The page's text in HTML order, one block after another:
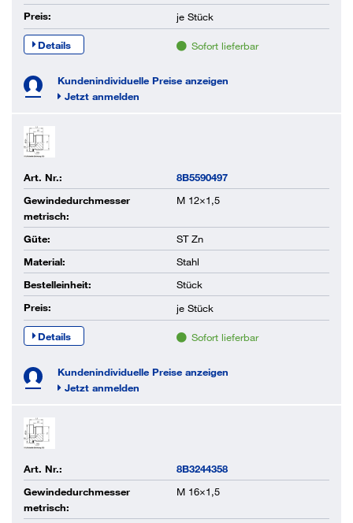
Preis:
je Stück
Details Sofort lieferbar
Kundenindividuelle Preise anzeigen
Jetzt anmelden
Art. Nr.:
8B5590497
Gewindedurchmesser
metrisch:
M 12×1,5
Güte:
ST Zn
Material:
Stahl
Bestelleinheit:
Stück
Preis:
je Stück
Details Sofort lieferbar
Kundenindividuelle Preise anzeigen
Jetzt anmelden
Art. Nr.:
8B3244358
Gewindedurchmesser
metrisch:
M 16×1,5